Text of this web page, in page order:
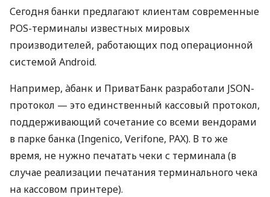
Сегодня банки предлагают клиентам современные
POS-терминалы известных мировых
производителей, работающих под операционной
системой Android.
Например, àбанк и ПриватБанк разработали JSON-
протокол — это единственный кассовый протокол,
поддерживающий сочетание со всеми вендорами
в парке банка (Ingenico, Verifone, PAX). В то же
время, не нужно печатать чеки с терминала (в
случае реализации печатания терминального чека
на кассовом принтере).